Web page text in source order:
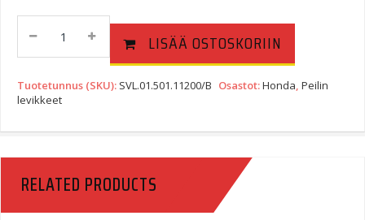
Levike
Honda
05-
LISÄÄ OSTOSKORIIN
Tuotetunnus (SKU): SVL.01.501.11200/B Osastot:Honda, Peilin
levikkeet
RELATED PRODUCTS